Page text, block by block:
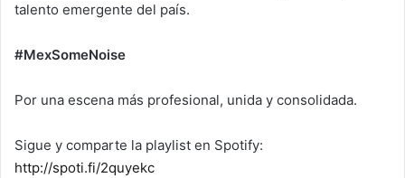
talento emergente del país.
#MexSomeNoise
Por una escena más profesional, unida y consolidada.
Sigue y comparte la playlist en Spotify:
http://spoti.fi/2quyekc